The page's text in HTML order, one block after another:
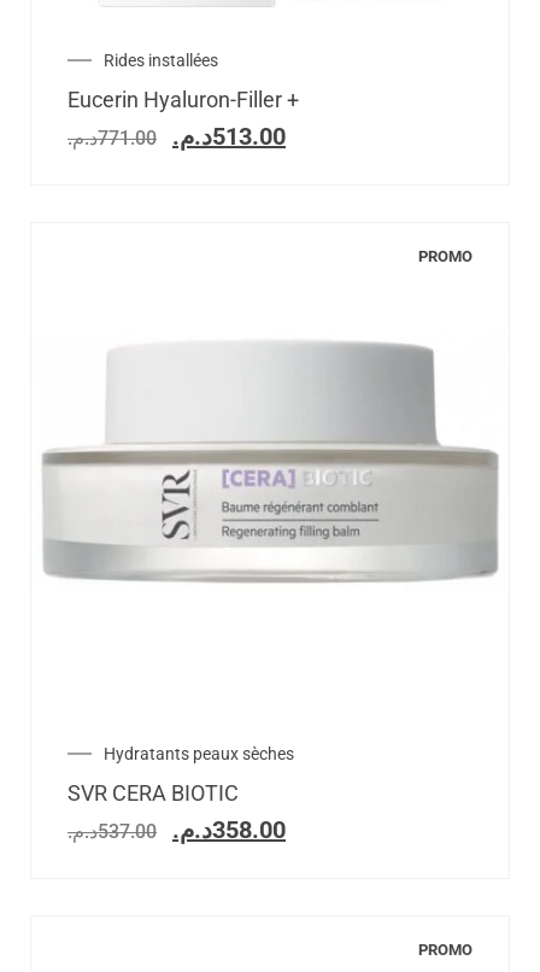
Rides installées
Eucerin Hyaluron-Filler +
771.00د.م. 513.00د.م.
PROMO
Hydratants peaux sèches
SVR CERA BIOTIC
537.00د.م. 358.00د.م.
PROMO